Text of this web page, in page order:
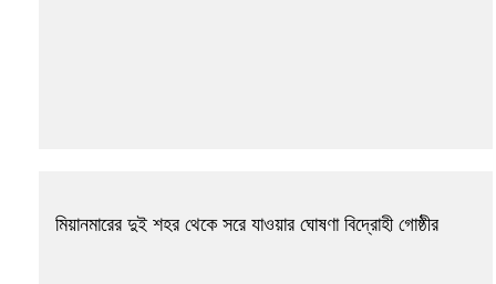
মিয়ানমারের দুই শহর থেকে সরে যাওয়ার ঘোষণা বিদ্রোহী গোষ্ঠীর